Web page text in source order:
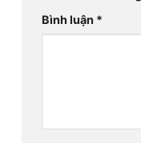
Bình luận *